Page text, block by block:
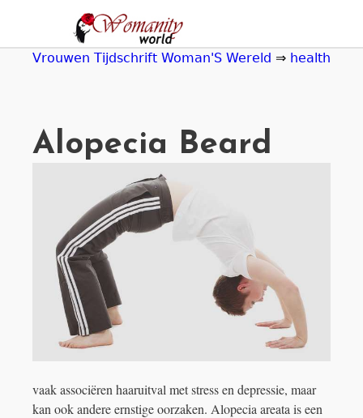
navigation
Vrouwen Tijdschrift Woman'S Wereld ⇒ health
Alopecia Beard
vaak associëren haaruitval met stress en depressie, maar
kan ook andere ernstige oorzaken. Alopecia areata is een